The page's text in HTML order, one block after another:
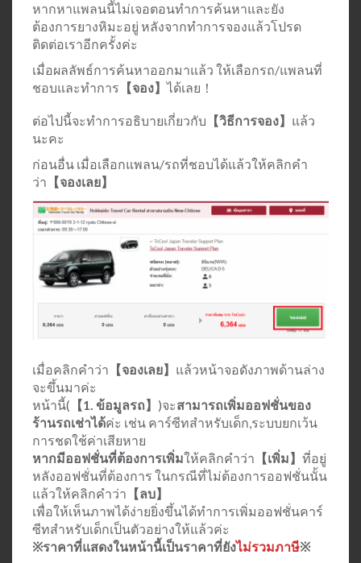
หากหาแพลนนี้ไม่เจอตอนทำการค้นหาและยัง
ต้องการยางหิมะอยู่ หลังจากทำการจองแล้วโปรด
ติดต่อเราอีกครั้งค่ะ
เมื่อผลลัพธ์การค้นหาออกมาแล้ว ให้เลือกรถ/แพลนที่
ชอบและทำการ 【จอง】ได้เลย！
ต่อไปนี้จะทำการอธิบายเกี่ยวกับ 【วิธีการจอง】 แล้ว
นะคะ
ก่อนอื่น เมื่อเลือกแพลน/รถที่ชอบได้แล้วให้คลิกคำ
ว่า 【จองเลย】
เมื่อคลิกคำว่า 【จองเลย】 แล้วหน้าจอดังภาพด้านล่าง
จะขึ้นมาค่ะ
หน้านี้( 【1. ข้อมูลรถ】 )จะสามารถเพิ่มออฟชั่นของ
ร้านรถเช่าได้ค่ะ เช่น คาร์ซีทสำหรับเด็ก,ระบบยกเว้น
การชดใช้ค่าเสียหาย
หากมีออฟชั่นที่ต้องการเพิ่มให้คลิกคำว่า 【เพิ่ม】 ที่อยู่
หลังออฟชั่นที่ต้องการ ในกรณีที่ไม่ต้องการออฟชั่นนั้น
แล้วให้คลิกคำว่า 【ลบ】
เพื่อให้เห็นภาพได้ง่ายยิ่งขึ้นได้ทำการเพิ่มออฟชั่นคาร์
ซีทสำหรับเด็กเป็นตัวอย่างให้แล้วค่ะ
※ราคาที่แสดงในหน้านี้เป็นราคาที่ยังไม่รวมภาษี※